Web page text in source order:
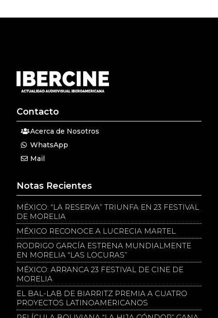
Contacto
Acerca de Nosotros
WhatsApp
Mail
Notas Recientes
MÉXICO: “LA RESERVA” TRIUNFA EN 23 FESTIVAL
DE MORELIA
MÉXICO RECONOCE A LUCRECIA MARTEL
RODRIGO GARCÍA ESTRENA MUNDIALMENTE
EN MORELIA “LAS LOCURAS”
MÉXICO: ARRANCA 23 FESTIVAL DE CINE DE
MORELIA
EL BAL-LAB DE BIARRITZ PREMIA A CUATRO
PROYECTOS LATINOAMERICANOS